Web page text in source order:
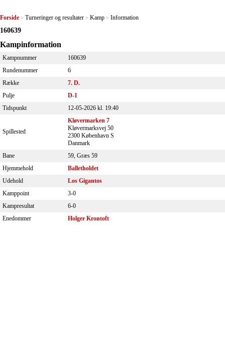
Forside > Turneringer og resultater > Kamp > Information
160639
Kampinformation
Kampnummer
160639
Rundenummer
6
Række
7. D.
Pulje
D-1
Tidspunkt
12-05-2026 kl. 19:40
Spillested
Kløvermarken 7
Kløvermarksvej 50
2300 København S
Danmark
Bane
59, Græs 59
Hjemmehold
Balletholdet
Udehold
Los Gigantos
Kamppoint
3-0
Kampresultat
6-0
Enedommer
Holger Krontoft